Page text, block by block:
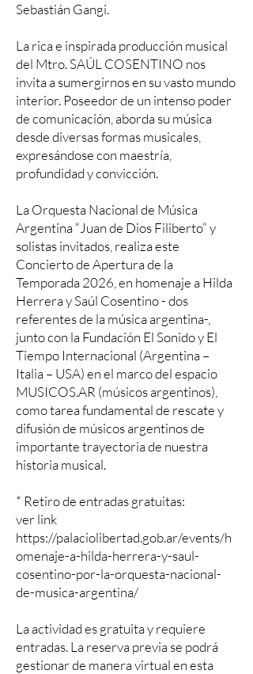
Sebastián Gangi.
La rica e inspirada producción musical
del Mtro. SAÚL COSENTINO nos
invita a sumergirnos en su vasto mundo
interior. Poseedor de un intenso poder
de comunicación, aborda su música
desde diversas formas musicales,
expresándose con maestría,
profundidad y convicción.
La Orquesta Nacional de Música
Argentina “Juan de Dios Filiberto” y
solistas invitados, realiza este
Concierto de Apertura de la
Temporada 2026, en homenaje a Hilda
Herrera y Saúl Cosentino - dos
referentes de la música argentina-,
junto con la Fundación El Sonido y El
Tiempo Internacional (Argentina –
Italia – USA) en el marco del espacio
MUSICOS.AR (músicos argentinos),
como tarea fundamental de rescate y
difusión de músicos argentinos de
importante trayectoria de nuestra
historia musical.
* Retiro de entradas gratuitas:
ver link
https://palaciolibertad.gob.ar/events/h
omenaje-a-hilda-herrera-y-saul-
cosentino-por-la-orquesta-nacional-
de-musica-argentina/
La actividad es gratuita y requiere
entradas. La reserva previa se podrá
gestionar de manera virtual en esta